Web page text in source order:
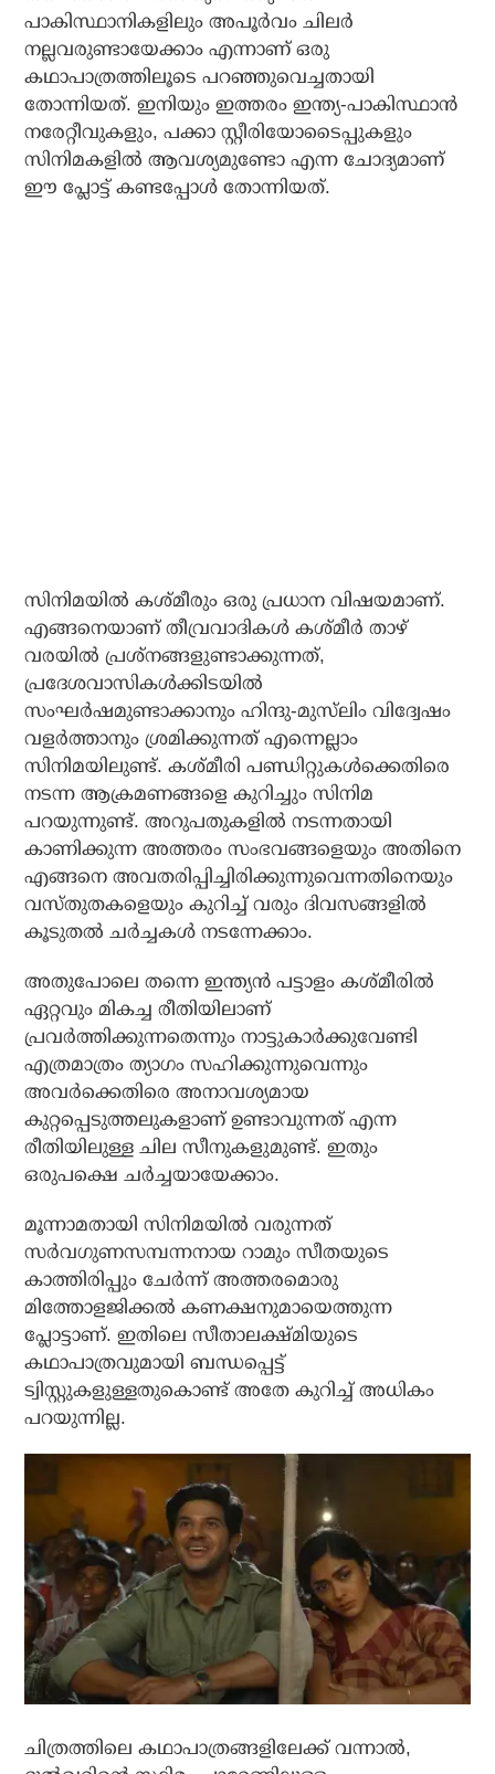
പാകിസ്ഥാനികളിലും അപൂര്‍വം ചിലര്‍
നല്ലവരുണ്ടായേക്കാം എന്നാണ് ഒരു
കഥാപാത്രത്തിലൂടെ പറഞ്ഞുവെച്ചതായി
തോന്നിയത്. ഇനിയും ഇത്തരം ഇന്ത്യ-പാകിസ്ഥാന്‍
നരേറ്റീവുകളും, പക്കാ സ്റ്റീരിയോടൈപ്പുകളും
സിനിമകളില്‍ ആവശ്യമുണ്ടോ എന്ന ചോദ്യമാണ്
ഈ പ്ലോട്ട് കണ്ടപ്പോള്‍ തോന്നിയത്.
സിനിമയില്‍ കശ്മീരും ഒരു പ്രധാന വിഷയമാണ്.
എങ്ങനെയാണ് തീവ്രവാദികള്‍ കശ്മീര്‍ താഴ്
വരയില്‍ പ്രശ്‌നങ്ങളുണ്ടാക്കുന്നത്,
പ്രദേശവാസികള്‍ക്കിടയില്‍
സംഘര്‍ഷമുണ്ടാക്കാനും ഹിന്ദു-മുസ്‌ലിം വിദ്വേഷം
വളര്‍ത്താനും ശ്രമിക്കുന്നത് എന്നെല്ലാം
സിനിമയിലുണ്ട്. കശ്മീരി പണ്ഡിറ്റുകള്‍ക്കെതിരെ
നടന്ന ആക്രമണങ്ങളെ കുറിച്ചും സിനിമ
പറയുന്നുണ്ട്. അറുപതുകളില്‍ നടന്നതായി
കാണിക്കുന്ന അത്തരം സംഭവങ്ങളെയും അതിനെ
എങ്ങനെ അവതരിപ്പിച്ചിരിക്കുന്നുവെന്നതിനെയും
വസ്തുതകളെയും കുറിച്ച് വരും ദിവസങ്ങളില്‍
കൂടുതല്‍ ചര്‍ച്ചകള്‍ നടന്നേക്കാം.
അതുപോലെ തന്നെ ഇന്ത്യന്‍ പട്ടാളം കശ്മീരില്‍
ഏറ്റവും മികച്ച രീതിയിലാണ്
പ്രവര്‍ത്തിക്കുന്നതെന്നും നാട്ടുകാര്‍ക്കുവേണ്ടി
എത്രമാത്രം ത്യാഗം സഹിക്കുന്നുവെന്നും
അവര്‍ക്കെതിരെ അനാവശ്യമായ
കുറ്റപ്പെടുത്തലുകളാണ് ഉണ്ടാവുന്നത് എന്ന
രീതിയിലുള്ള ചില സീനുകളുമുണ്ട്. ഇതും
ഒരുപക്ഷെ ചര്‍ച്ചയായേക്കാം.
മൂന്നാമതായി സിനിമയില്‍ വരുന്നത്
സര്‍വഗുണസമ്പന്നനായ റാമും സീതയുടെ
കാത്തിരിപ്പും ചേര്‍ന്ന് അത്തരമൊരു
മിത്തോളജിക്കല്‍ കണക്ഷനുമായെത്തുന്ന
പ്ലോട്ടാണ്. ഇതിലെ സീതാലക്ഷ്മിയുടെ
കഥാപാത്രവുമായി ബന്ധപ്പെട്ട്
ട്വിസ്റ്റുകളുള്ളതുകൊണ്ട് അതേ കുറിച്ച് അധികം
പറയുന്നില്ല.
ചിത്രത്തിലെ കഥാപാത്രങ്ങളിലേക്ക് വന്നാല്‍,